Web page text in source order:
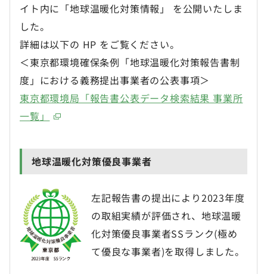
イト内に「地球温暖化対策情報」 を公開いたしま
した。
詳細は以下の HP をご覧ください。
＜東京都環境確保条例「地球温暖化対策報告書制
度」における義務提出事業者の公表事項＞
東京都環境局「報告書公表データ検索結果 事業所
一覧」
地球温暖化対策優良事業者
左記報告書の提出により2023年度
の取組実績が評価され、地球温暖
化対策優良事業者SSランク(極め
て優良な事業者)を取得しました。